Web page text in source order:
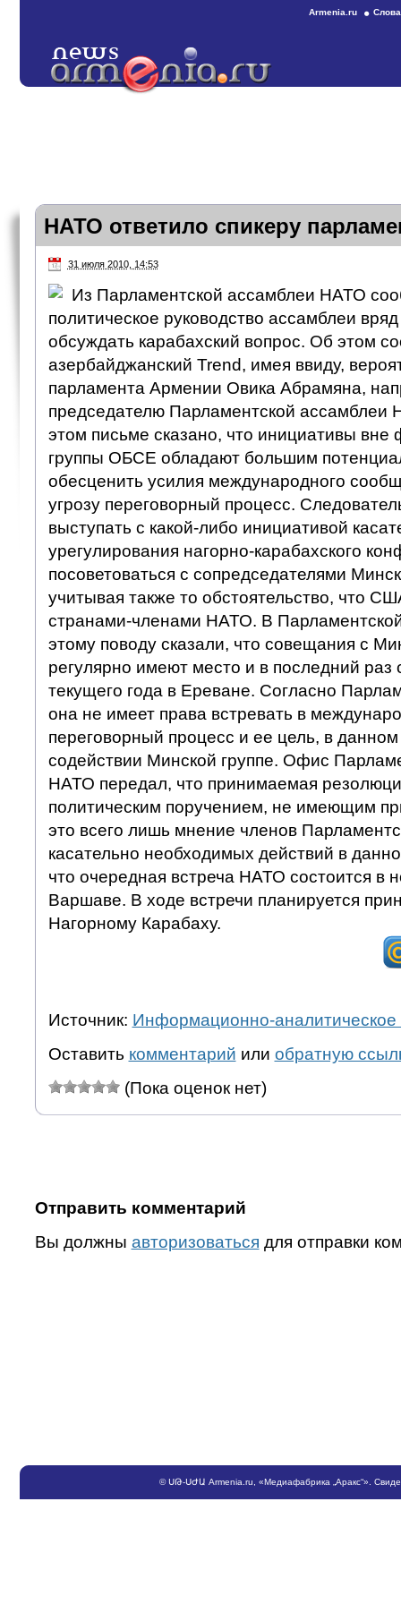
Armenia.ru
НАТО ответило спикеру
31 июля 2010, 14:53
Из Парламентской ассамблеи НАТО
политическое руководство ассамблеи
обсуждать карабахский вопрос. Об этом
азербайджанский Trend, имея ввиду,
парламента Армении Овика Абрамяна,
председателю Парламентской
этом письме сказано, что инициативы
группы ОБСЕ обладают большим
обесценить усилия международного
угрозу переговорный процесс.
выступать с какой-либо инициативой
урегулирования нагорно-карабахского
посоветоваться с сопредседателями
учитывая также то обстоятельство, что
странами-членами НАТО. В
этому поводу сказали, что совещания с
регулярно имеют место и в последний раз
текущего года в Ереване. Согласно
она не имеет права встревать в
переговорный процесс и ее цель, в данном
содействии Минской группе. Офис
НАТО передал, что принимаемая
политическим поручением, не имеющим
это всего лишь мнение членов
касательно необходимых действий в
что очередная встреча НАТО состоится в
Варшаве. В ходе встречи планируется
Нагорному Карабаху.
Источник: Информационно-аналитическое
Оставить комментарий или обратную
(Пока оценок нет)
Отправить комментарий
Вы должны авторизоваться для отправки
©ՍԹ-ՍԺԱ Armenia.ru , «Медиафабрика „Аракс“».